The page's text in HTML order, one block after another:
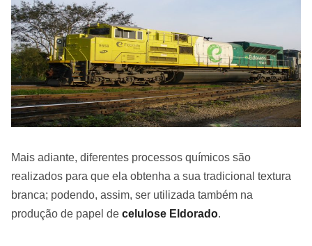
Mais adiante, diferentes processos químicos são
realizados para que ela obtenha a sua tradicional textura
branca; podendo, assim, ser utilizada também na
produção de papel de celulose Eldorado.